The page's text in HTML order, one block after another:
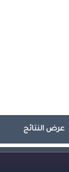
عرض النتائج